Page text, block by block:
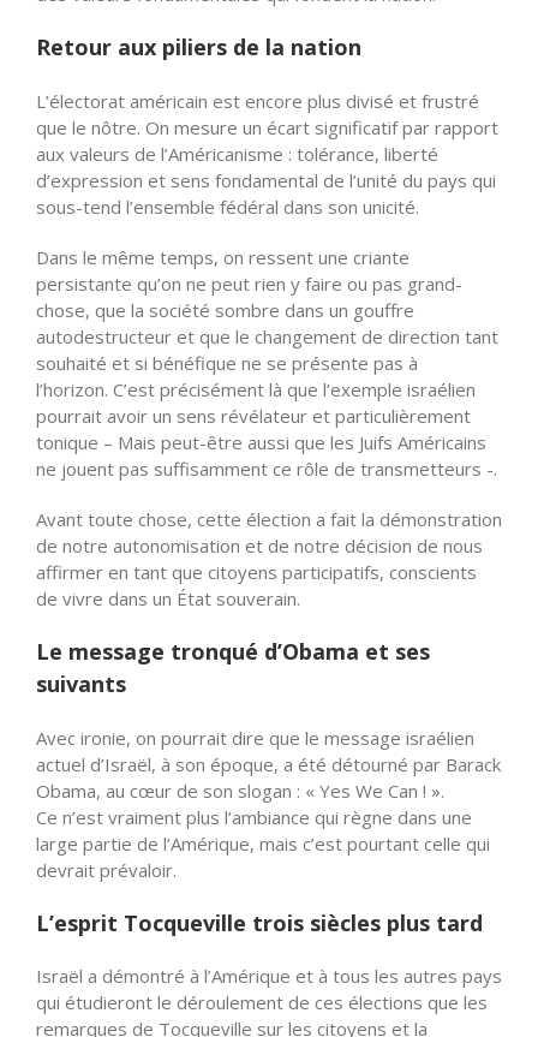
Retour aux piliers de la nation
L’électorat américain est encore plus divisé et frustré
que le nôtre. On mesure un écart significatif par rapport
aux valeurs de l’Américanisme : tolérance, liberté
d’expression et sens fondamental de l’unité du pays qui
sous-tend l’ensemble fédéral dans son unicité.
Dans le même temps, on ressent une criante
persistante qu’on ne peut rien y faire ou pas grand-
chose, que la société sombre dans un gouffre
autodestructeur et que le changement de direction tant
souhaité et si bénéfique ne se présente pas à
l’horizon. C’est précisément là que l’exemple israélien
pourrait avoir un sens révélateur et particulièrement
tonique – Mais peut-être aussi que les Juifs Américains
ne jouent pas suffisamment ce rôle de transmetteurs -.
Avant toute chose, cette élection a fait la démonstration
de notre autonomisation et de notre décision de nous
affirmer en tant que citoyens participatifs, conscients
de vivre dans un État souverain.
Le message tronqué d’Obama et ses
suivants
Avec ironie, on pourrait dire que le message israélien
actuel d’Israël, à son époque, a été détourné par Barack
Obama, au cœur de son slogan : « Yes We Can ! ».
Ce n’est vraiment plus l’ambiance qui règne dans une
large partie de l’Amérique, mais c’est pourtant celle qui
devrait prévaloir.
L’esprit Tocqueville trois siècles plus tard
Israël a démontré à l’Amérique et à tous les autres pays
qui étudieront le déroulement de ces élections que les
remarques de Tocqueville sur les citoyens et la